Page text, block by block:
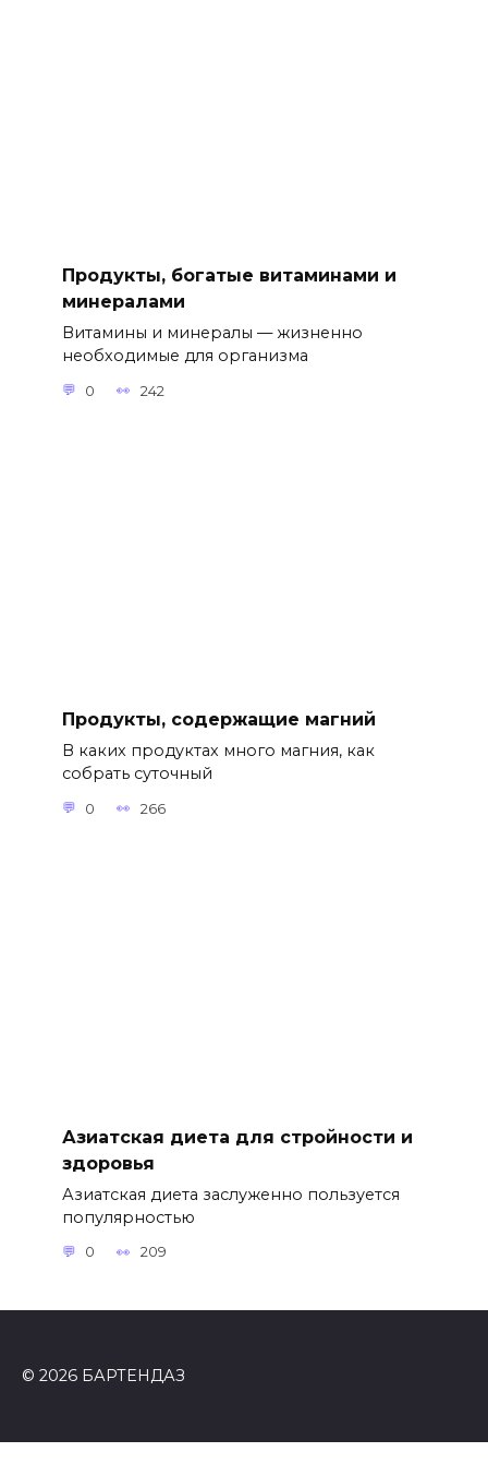
Продукты, богатые витаминами и
минералами
Витамины и минералы — жизненно
необходимые для организма
0 242
Продукты, содержащие магний
В каких продуктах много магния, как
собрать суточный
0 266
Азиатская диета для стройности и
здоровья
Азиатская диета заслуженно пользуется
популярностью
0 209
© 2026 БАРТЕНДАЗ